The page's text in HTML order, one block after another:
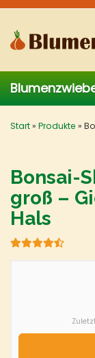
Skip
main
content
Start» Produkte »
Bonsai-
groß –
Hals